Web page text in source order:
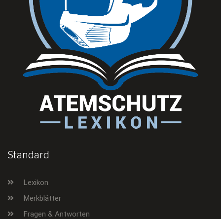
Standard
Lexikon
Merkblätter
Fragen & Antworten